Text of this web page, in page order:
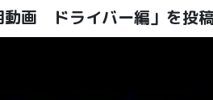
画 ドライバー編」を投